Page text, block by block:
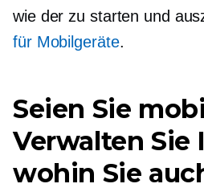
wie der zu starten und
für Mobilgeräte.
Seien Sie
Verwalten Sie
wohin Sie